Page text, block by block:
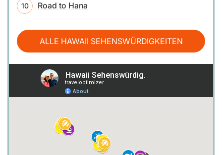
Road to Hana
ALLE HAWAII SEHENSWÜRDIGKEITEN